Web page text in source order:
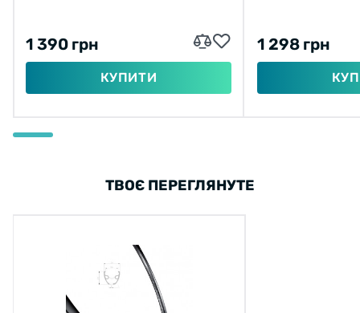
1 390 грн
КУПИТИ
1 298 грн
ТВОЄ ПЕРЕГЛЯНУТЕ